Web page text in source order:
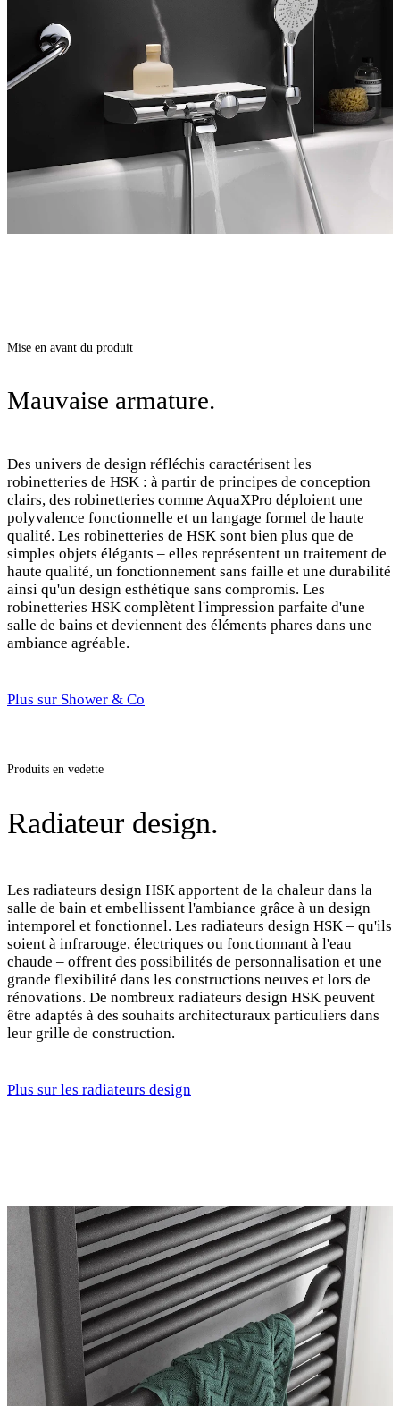
Mise en avant du produit
Mauvaise armature.
Des univers de design réfléchis caractérisent les
robinetteries de HSK : à partir de principes de conception
clairs, des robinetteries comme AquaXPro déploient une
polyvalence fonctionnelle et un langage formel de haute
qualité. Les robinetteries de HSK sont bien plus que de
simples objets élégants – elles représentent un traitement de
haute qualité, un fonctionnement sans faille et une durabilité
ainsi qu'un design esthétique sans compromis. Les
robinetteries HSK complètent l'impression parfaite d'une
salle de bains et deviennent des éléments phares dans une
ambiance agréable.
Plus sur Shower & Co
Produits en vedette
Radiateur design.
Les radiateurs design HSK apportent de la chaleur dans la
salle de bain et embellissent l'ambiance grâce à un design
intemporel et fonctionnel. Les radiateurs design HSK – qu'ils
soient à infrarouge, électriques ou fonctionnant à l'eau
chaude – offrent des possibilités de personnalisation et une
grande flexibilité dans les constructions neuves et lors de
rénovations. De nombreux radiateurs design HSK peuvent
être adaptés à des souhaits architecturaux particuliers dans
leur grille de construction.
Plus sur les radiateurs design